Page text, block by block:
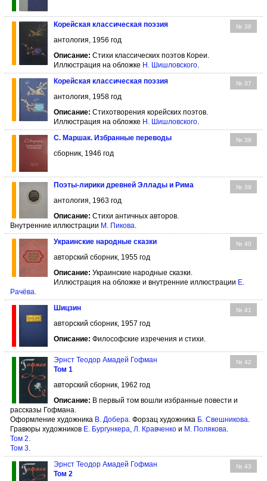
№ 36
Корейская классическая поэзия
антология, 1956 год
Описание: Стихи классических поэтов Кореи.
Иллюстрация на обложке Н. Шишловского.
№ 37
Корейская классическая поэзия
антология, 1958 год
Описание: Стихотворения корейских поэтов.
Иллюстрация на обложке Н. Шишловского.
№ 38
С. Маршак. Избранные переводы
сборник, 1946 год
№ 39
Поэты-лирики древней Эллады и Рима
антология, 1963 год
Описание: Стихи античных авторов.
Внутренние иллюстрации М. Пикова.
№ 40
Украинские народные сказки
авторский сборник, 1955 год
Описание: Украинские народные сказки.
Иллюстрация на обложке и внутренние иллюстрации Е.
Рачёва.
№ 41
Шицзин
авторский сборник, 1957 год
Описание: Философские изречения и стихи.
№ 42
Эрнст Теодор Амадей Гофман
Том 1
авторский сборник, 1962 год
Описание: В первый том вошли избранные повести и
рассказы Гофмана.
Оформление художника В. Добера. Форзац художника Б. Свешникова.
Гравюры художников Е. Бургункера, Л. Кравченко и М. Полякова.
Том 2.
Том 3.
№ 43
Эрнст Теодор Амадей Гофман
Том 2